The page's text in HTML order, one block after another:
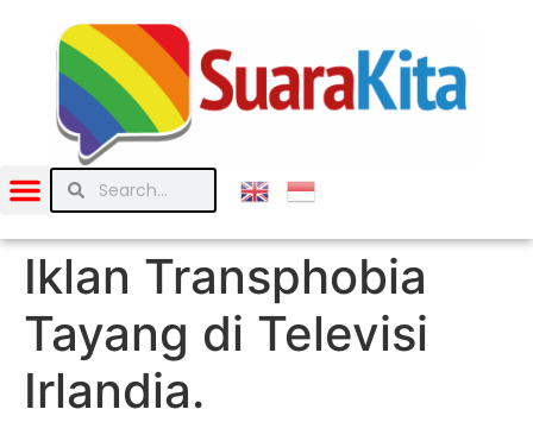
Iklan Transphobia
Tayang di Televisi
Irlandia.